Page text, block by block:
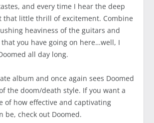
and every time I hear the deep
that little thrill of excitement. Combine
heaviness of the guitars and
you have going on here…well, I
all day long.
album and once again sees Doomed
the doom/death style. If you want a
of how effective and captivating
be, check out Doomed.